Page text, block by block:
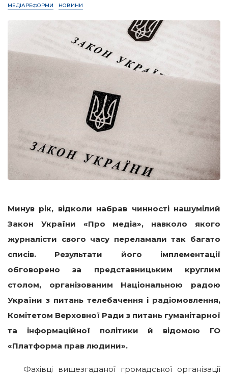
МЕДІАРЕФОРМИ НОВИНИ
Минув рік, відколи набрав чинності нашумілий
Закон України «Про медіа», навколо якого
журналісти свого часу переламали так багато
списів. Результати його імплементації
обговорено за представницьким круглим
столом, організованим Національною радою
України з питань телебачення і радіомовлення,
Комітетом Верховної Ради з питань гуманітарної
та інформаційної політики й відомою ГО
«Платформа прав людини».
Фахівці вищезгаданої громадської організації